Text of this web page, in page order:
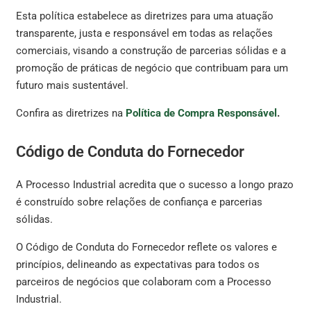
Esta política estabelece as diretrizes para uma atuação
transparente, justa e responsável em todas as relações
comerciais, visando a construção de parcerias sólidas e a
promoção de práticas de negócio que contribuam para um
futuro mais sustentável.
Confira as diretrizes na Política de Compra Responsável .
Código de Conduta do Fornecedor
A Processo Industrial acredita que o sucesso a longo prazo
é construído sobre relações de confiança e parcerias
sólidas.
O Código de Conduta do Fornecedor reflete os valores e
princípios, delineando as expectativas para todos os
parceiros de negócios que colaboram com a Processo
Industrial.